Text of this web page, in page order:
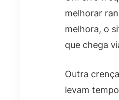
melhorar
melhora, o
que chega
Outra
levam